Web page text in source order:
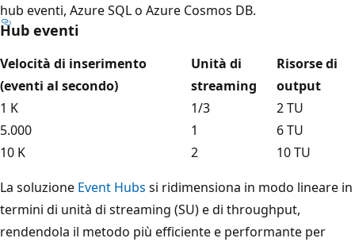
hub eventi, Azure SQL o Azure Cosmos DB.
Hub eventi
Velocità di inserimento
(eventi al secondo)
Unità di
streaming
Risorse di
output
1 K
1/3
2 TU
5.000
1
6 TU
10 K
2
10 TU
La soluzione Event Hubs si ridimensiona in modo lineare in
termini di unità di streaming (SU) e di throughput,
rendendola il metodo più efficiente e performante per